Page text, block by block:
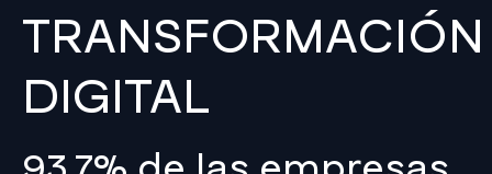
TRANSFORMACIÓN
DIGITAL